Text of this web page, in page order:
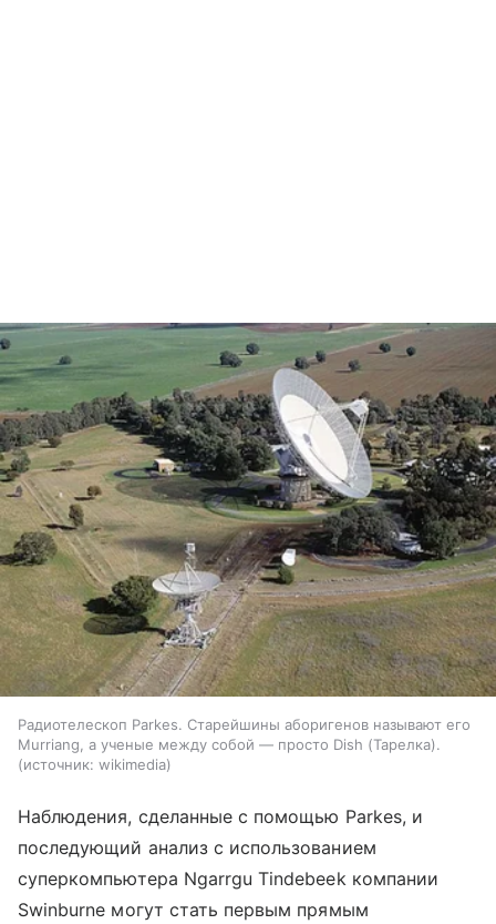
Радиотелескоп Parkes. Старейшины аборигенов называют его
Murriang, а ученые между собой — просто Dish (Тарелка).
источник: wikimedia
Наблюдения, сделанные с помощью Parkes, и
последующий анализ с использованием
суперкомпьютера Ngarrgu Tindebeek компании
Swinburne могут стать первым прямым